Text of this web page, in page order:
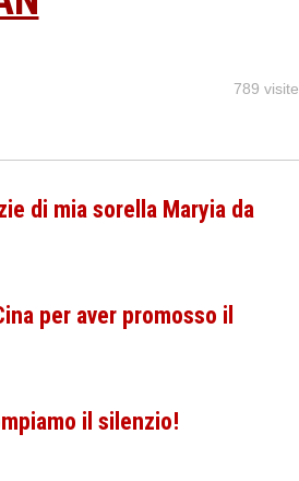
789 visite
di mia sorella Maryia da
per aver promosso il
il silenzio!